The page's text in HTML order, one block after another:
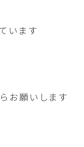
います
お願いします